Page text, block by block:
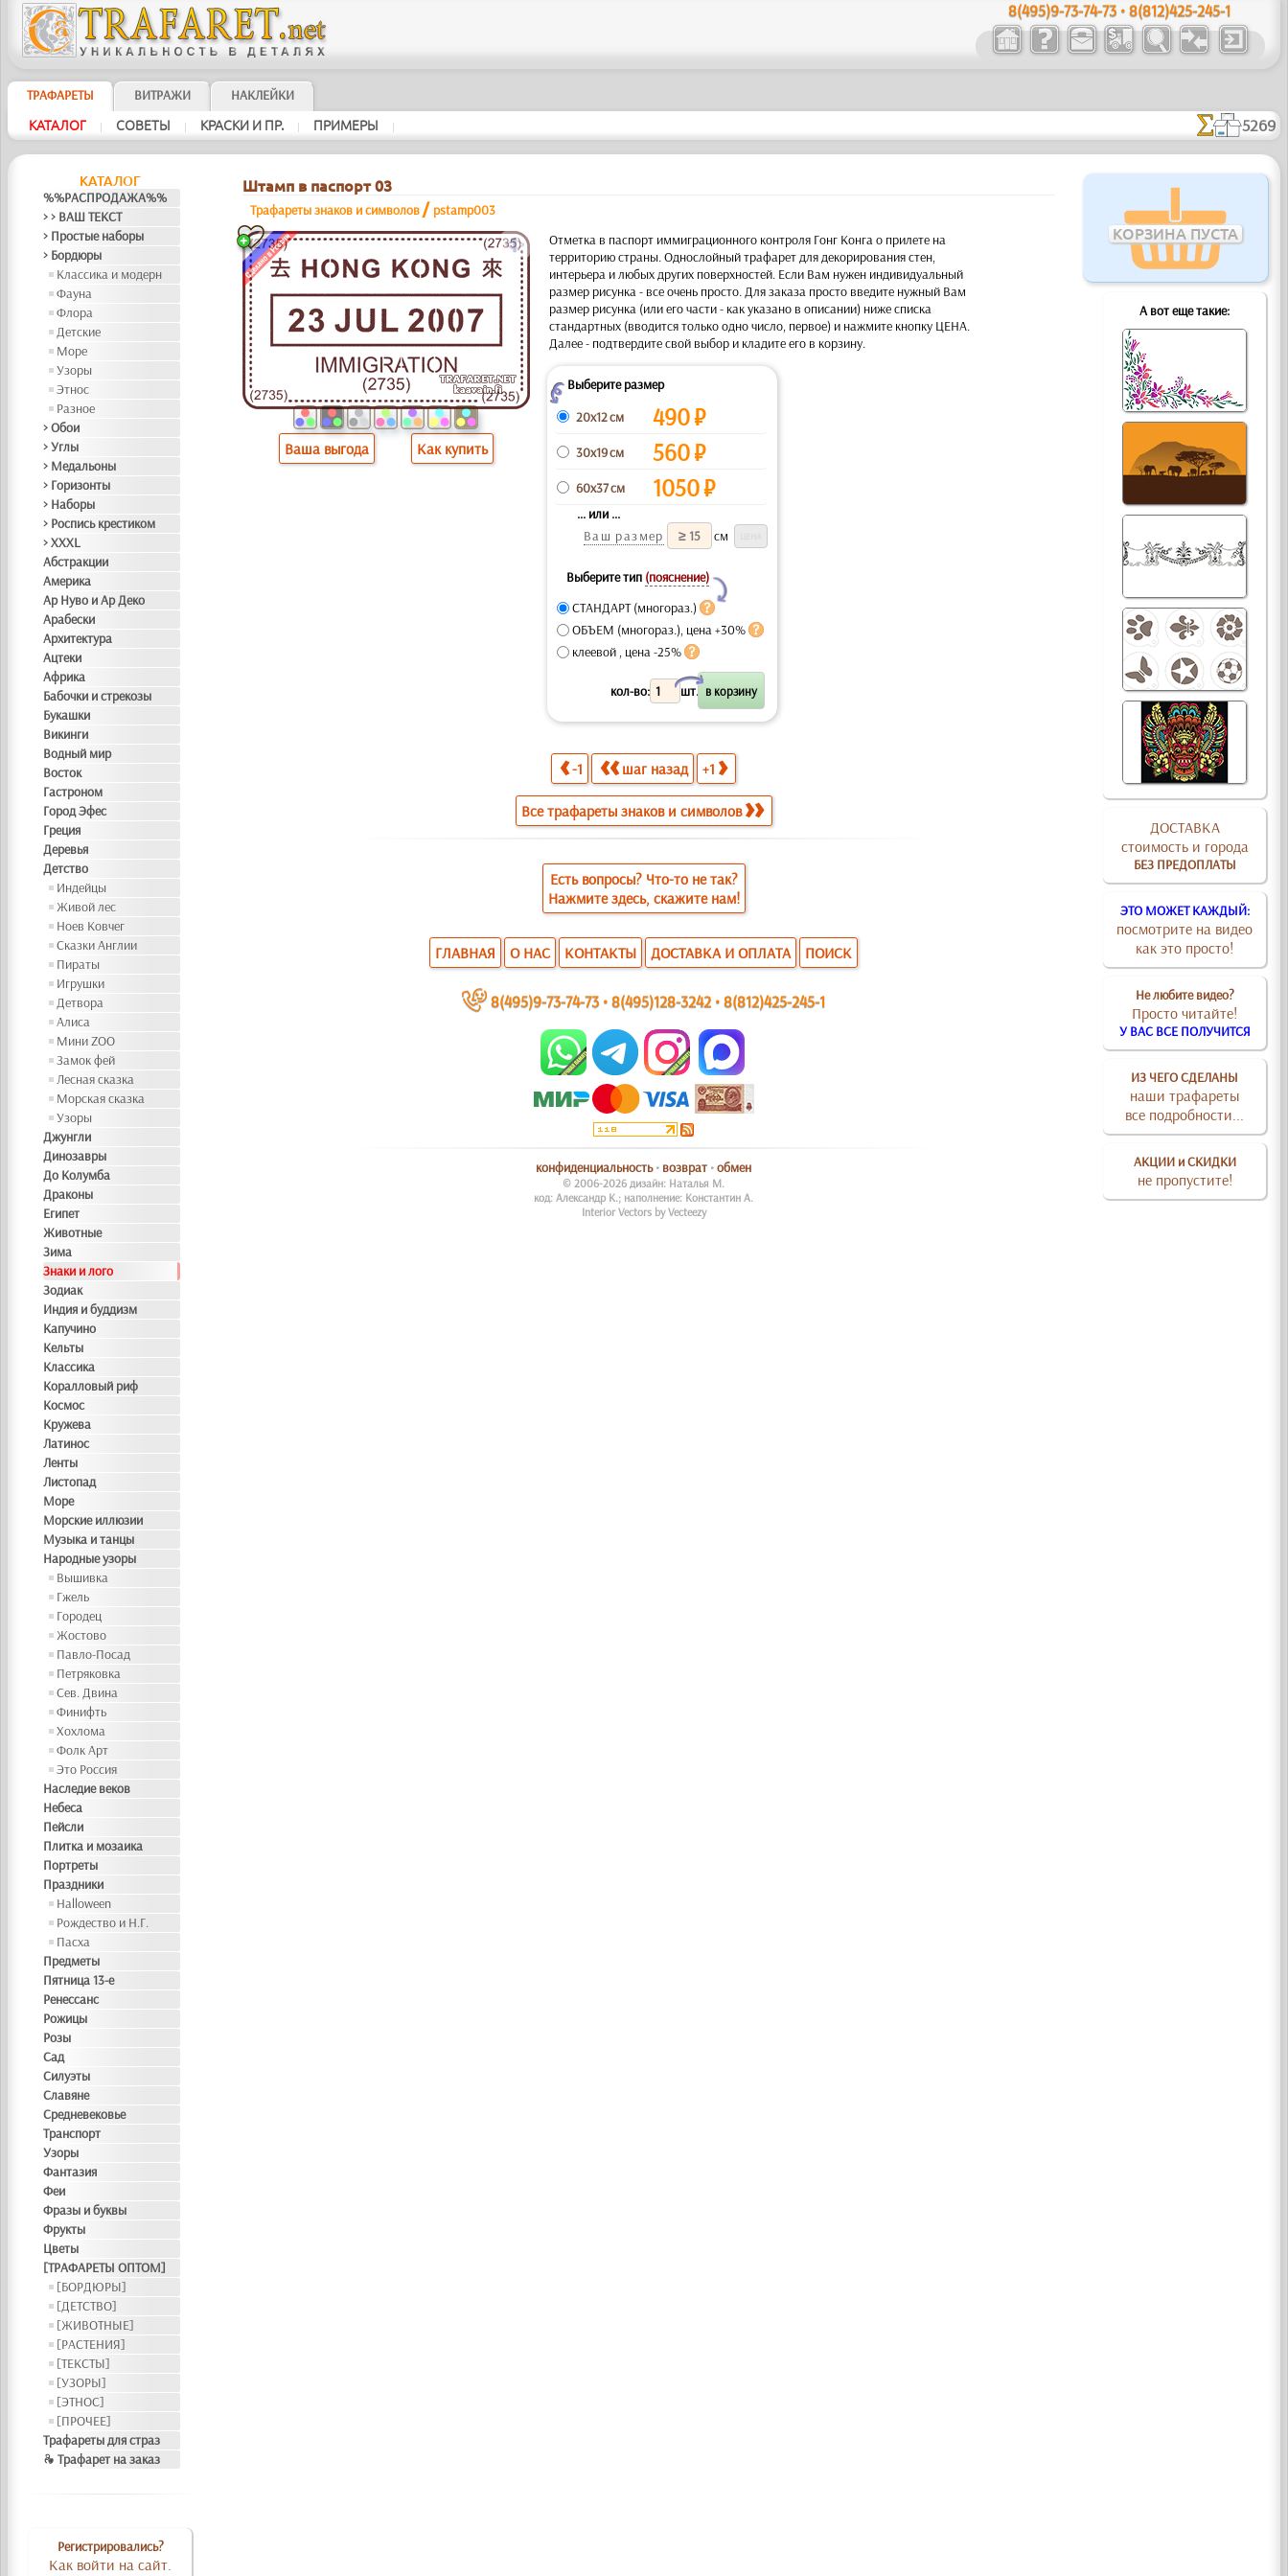
8(495)9-73-74-73 • 8(812)425-245-1
ТРАФАРЕТЫ ВИТРАЖИ НАКЛЕЙКИ
КАТАЛОГ | СОВЕТЫ | КРАСКИ И ПР. | ПРИМЕРЫ | 5269
КАТАЛОГ
%%РАСПРОДАЖА%%
> > ВАШ ТЕКСТ
> Простые наборы
> Бордюры
Классика и модерн
Фауна
Флора
Детские
Море
Узоры
Этнос
Разное
> Обои
> Углы
> Медальоны
> Горизонты
> Наборы
> Роспись крестиком
> XXXL
Абстракции
Америка
Ар Нуво и Ар Деко
Арабески
Архитектура
Ацтеки
Африка
Бабочки и стрекозы
Букашки
Викинги
Водный мир
Восток
Гастроном
Город Эфес
Греция
Деревья
Детство
Индейцы
Живой лес
Ноев Ковчег
Сказки Англии
Пираты
Игрушки
Детвора
Алиса
Мини ZOO
Замок фей
Лесная сказка
Морская сказка
Узоры
Джунгли
Динозавры
До Колумба
Драконы
Египет
Животные
Зима
Знаки и лого
Зодиак
Индия и буддизм
Капучино
Кельты
Классика
Коралловый риф
Космос
Кружева
Латинос
Ленты
Листопад
Море
Морские иллюзии
Музыка и танцы
Народные узоры
Вышивка
Гжель
Городец
Жостово
Павло-Посад
Петряковка
Сев. Двина
Финифть
Хохлома
Фолк Арт
Это Россия
Наследие веков
Небеса
Пейсли
Плитка и мозаика
Портреты
Праздники
Halloween
Рождество и Н.Г.
Пасха
Предметы
Пятница 13-е
Ренессанс
Рожицы
Розы
Сад
Силуэты
Славяне
Средневековье
Транспорт
Узоры
Фантазия
Феи
Фразы и буквы
Фрукты
Цветы
[ТРАФАРЕТЫ ОПТОМ]
[БОРДЮРЫ]
[ДЕТСТВО]
[ЖИВОТНЫЕ]
[РАСТЕНИЯ]
[ТЕКСТЫ]
[УЗОРЫ]
[ЭТНОС]
[ПРОЧЕЕ]
Трафареты для страз
❧ Трафарет на заказ
Регистрировались?
Как войти на сайт.
КОРЗИНА ПУСТА
А вот еще такие:
ДОСТАВКА
стоимость и города
БЕЗ ПРЕДОПЛАТЫ
ЭТО МОЖЕТ КАЖДЫЙ:
посмотрите на видео
как это просто!
Не любите видео?
Просто читайте!
У ВАС ВСЕ ПОЛУЧИТСЯ
ИЗ ЧЕГО СДЕЛАНЫ
наши трафареты
все подробности...
АКЦИИ и СКИДКИ
не пропустите!
Штамп в паспорт 03
Трафареты знаков и символов / pstamp003
a
Ваша выгода Как купить
Отметка в паспорт иммиграционного контроля Гонг Конга о прилете на
территорию страны. Однослойный трафарет для декорирования стен,
интерьера и любых других поверхностей. Если Вам нужен индивидуальный
размер рисунка - все очень просто. Для заказа просто введите нужный Вам
размер рисунка (или его части - как указано в описании) ниже списка
стандартных (вводится только одно число, первое) и нажмите кнопку ЦЕНА.
Далее - подтвердите свой выбор и кладите его в корзину.
ZВыберите размер
20x12 см
490₽
30x19 см 560₽
60x37 см 1050₽
... или ...
Ваш размер
см
Выберите тип (пояснение)
Y
СТАНДАРТ (многораз.)
ОБЪЕМ (многораз.), цена +30%
клеевой , цена -25%
кол-во: шт.
X
-1 шаг назад +1
Все трафареты знаков и символов
Есть вопросы? Что-то не так?
Нажмите здесь, скажите нам!
ГЛАВНАЯ О НАС КОНТАКТЫ ДОСТАВКА И ОПЛАТА ПОИСК
~ 8(495)9-73-74-73 •8(495)128-3242 •8(812)425-245-1
конфиденциальность• возврат •обмен
© 2006-2026 дизайн: Наталья М.
код: Александр К.; наполнение: Константин А.
Interior Vectors by Vecteezy